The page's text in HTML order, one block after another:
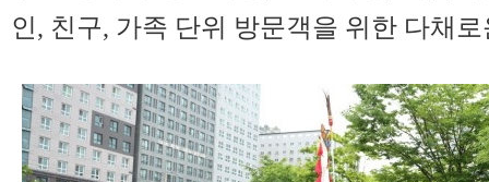
인, 친구, 가족 단위 방문객을 위한 다채